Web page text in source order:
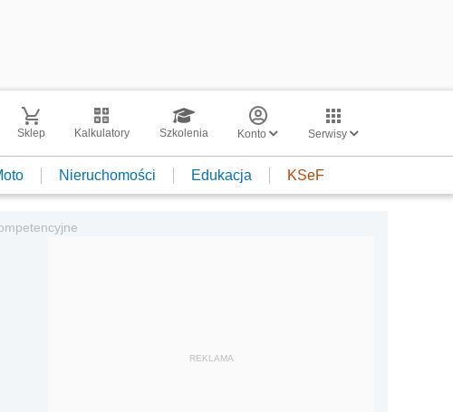
Sklep Kalkulatory Szkolenia Konto Serwisy
Nieruchomości Edukacja KSeF
REKLAMA